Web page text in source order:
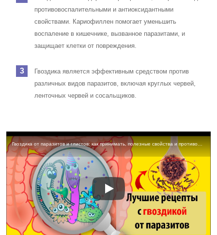
противовоспалительными и антиоксидантными
свойствами. Кариофиллен помогает уменьшить
воспаление в кишечнике, вызванное паразитами, и
защищает клетки от повреждения.
Гвоздика является эффективным средством против
различных видов паразитов, включая круглых червей,
ленточных червей и сосальщиков.